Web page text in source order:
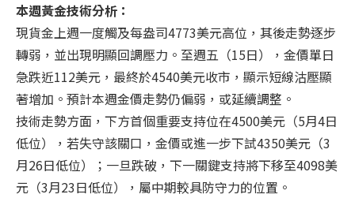
本週黃金技術分析：
現貨金上週一度觸及每盎司4773美元高位，其後走勢逐步
轉弱，並出現明顯回調壓力。至週五（15日），金價單日
急跌近112美元，最終於4540美元收市，顯示短線沽壓顯
著增加。預計本週金價走勢仍偏弱，或延續調整。
技術走勢方面，下方首個重要支持位在4500美元（5月4日
低位），若失守該關口，金價或進一步下試4350美元（3
月26日低位）；一旦跌破，下一關鍵支持將下移至4098美
元（3月23日低位），屬中期較具防守力的位置。